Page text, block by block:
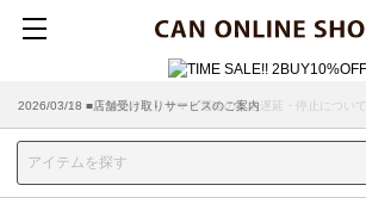
2026/07/29 ■【お知らせ】ヤマト運輸の配送遅延・停止について
2026/03/18 ■店舗受け取りサービスのご案内